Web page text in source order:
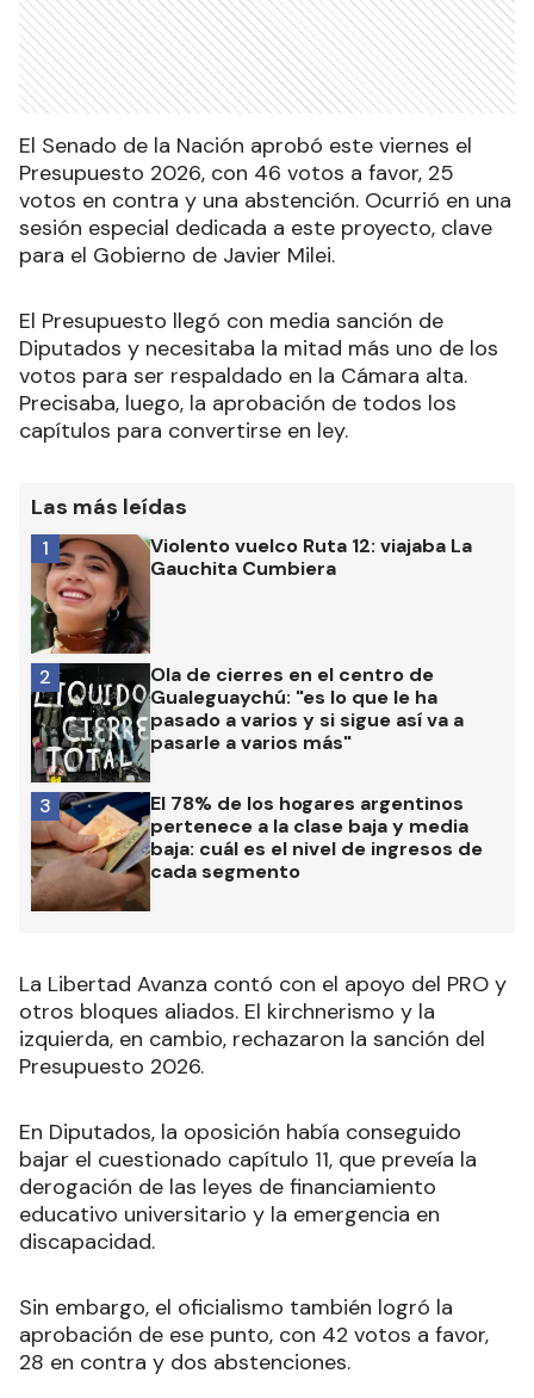
El Senado de la Nación aprobó este viernes el
Presupuesto 2026, con 46 votos a favor, 25
votos en contra y una abstención. Ocurrió en una
sesión especial dedicada a este proyecto, clave
para el Gobierno de Javier Milei.
El Presupuesto llegó con media sanción de
Diputados y necesitaba la mitad más uno de los
votos para ser respaldado en la Cámara alta.
Precisaba, luego, la aprobación de todos los
capítulos para convertirse en ley.
Las más leídas
Violento vuelco Ruta 12: viajaba La
Gauchita Cumbiera
1
Ola de cierres en el centro de
Gualeguaychú: "es lo que le ha
pasado a varios y si sigue así va a
pasarle a varios más"
2
El 78% de los hogares argentinos
pertenece a la clase baja y media
baja: cuál es el nivel de ingresos de
cada segmento
3
La Libertad Avanza contó con el apoyo del PRO y
otros bloques aliados. El kirchnerismo y la
izquierda, en cambio, rechazaron la sanción del
Presupuesto 2026.
En Diputados, la oposición había conseguido
bajar el cuestionado capítulo 11, que preveía la
derogación de las leyes de financiamiento
educativo universitario y la emergencia en
discapacidad.
Sin embargo, el oficialismo también logró la
aprobación de ese punto, con 42 votos a favor,
28 en contra y dos abstenciones.